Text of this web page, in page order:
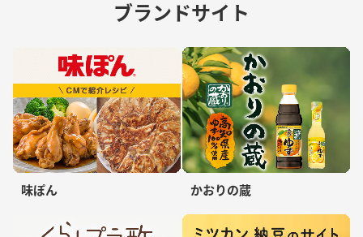
ブランドサイト
味ぽん かおりの蔵